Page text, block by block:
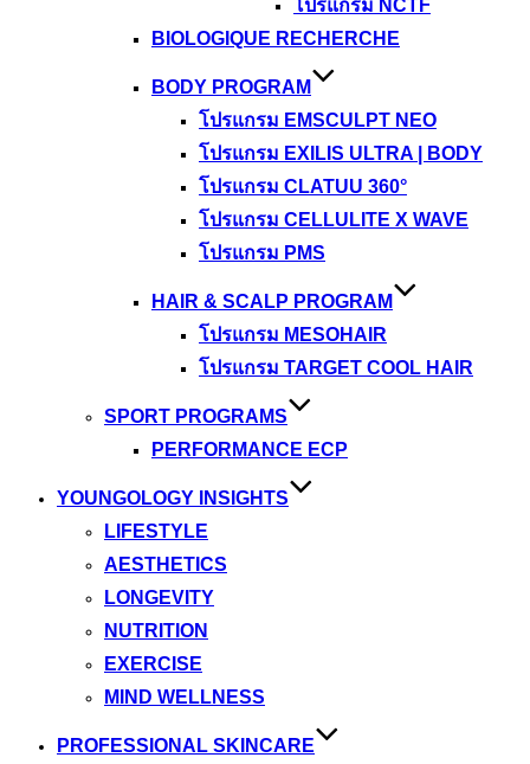
โปรแกรม NCTF
BIOLOGIQUE RECHERCHE
BODY PROGRAM
โปรแกรม EMSCULPT NEO
โปรแกรม EXILIS ULTRA | BODY
โปรแกรม CLATUU 360°
โปรแกรม CELLULITE X WAVE
โปรแกรม PMS
HAIR & SCALP PROGRAM
โปรแกรม MESOHAIR
โปรแกรม TARGET COOL HAIR
SPORT PROGRAMS
PERFORMANCE ECP
YOUNGOLOGY INSIGHTS
LIFESTYLE
AESTHETICS
LONGEVITY
NUTRITION
EXERCISE
MIND WELLNESS
PROFESSIONAL SKINCARE